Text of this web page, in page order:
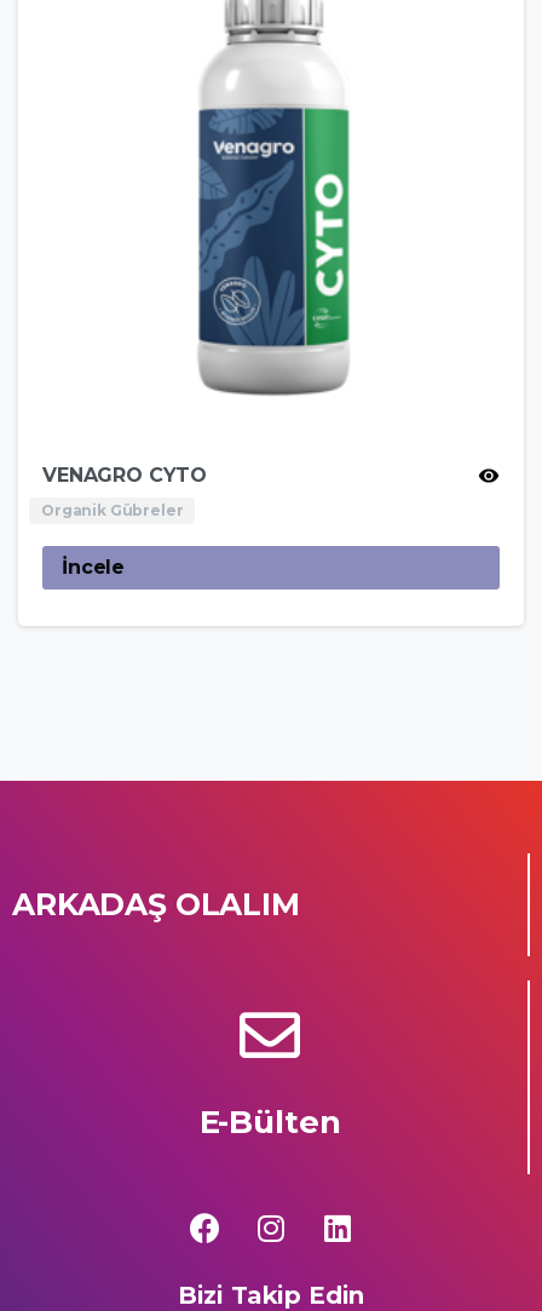
VENAGRO CYTO
Organik Gübreler
İncele
ARKADAŞ OLALIM
E-Bülten
Bizi Takip Edin